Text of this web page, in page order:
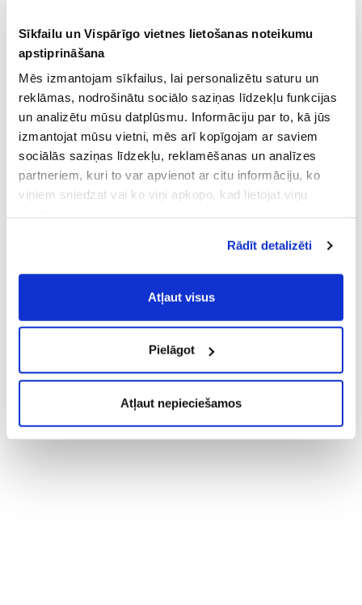
Sīkfailu un Vispārīgo vietnes lietošanas noteikumu
apstiprināšana
Mēs izmantojam sīkfailus, lai personalizētu saturu un
reklāmas, nodrošinātu sociālo saziņas līdzekļu funkcijas
un analizētu mūsu datplūsmu. Informāciju par to, kā jūs
izmantojat mūsu vietni, mēs arī kopīgojam ar saviem
sociālās saziņas līdzekļu, reklamēšanas un analīzes
partneriem, kuri to var apvienot ar citu informāciju, ko
viņiem sniedzat vai ko viņi apkopo, kad lietojat viņu
Vispārīgiem vietnes lietošanas
noteikumiem(saīsināti - VVLN).
Rādīt detalizēti
Atļaut visus
Pielāgot
Atļaut nepieciešamos